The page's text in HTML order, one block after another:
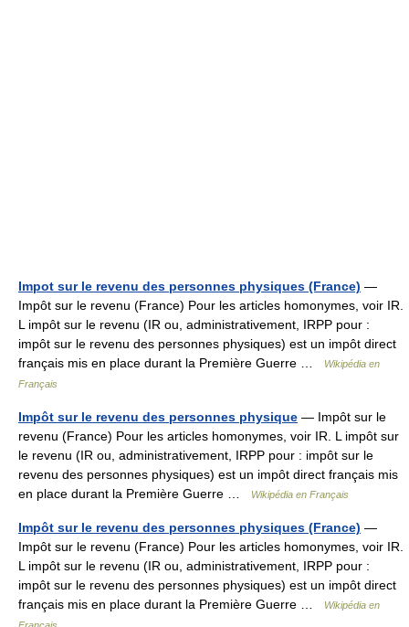
Impot sur le revenu des personnes physiques (France) —
Impôt sur le revenu (France) Pour les articles homonymes, voir IR.
L impôt sur le revenu (IR ou, administrativement, IRPP pour :
impôt sur le revenu des personnes physiques) est un impôt direct
français mis en place durant la Première Guerre …
Wikipédia en
Français
Impôt sur le revenu des personnes physique — Impôt sur le
revenu (France) Pour les articles homonymes, voir IR. L impôt sur
le revenu (IR ou, administrativement, IRPP pour : impôt sur le
revenu des personnes physiques) est un impôt direct français mis
en place durant la Première Guerre …
Wikipédia en Français
Impôt sur le revenu des personnes physiques (France) —
Impôt sur le revenu (France) Pour les articles homonymes, voir IR.
L impôt sur le revenu (IR ou, administrativement, IRPP pour :
impôt sur le revenu des personnes physiques) est un impôt direct
français mis en place durant la Première Guerre …
Wikipédia en